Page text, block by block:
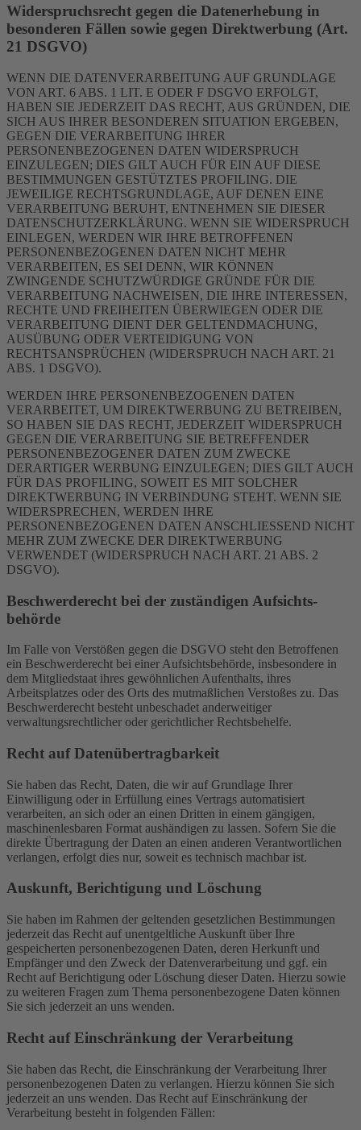
Widerspruchsrecht gegen die Datenerhebung in
besonderen Fällen sowie gegen Direktwerbung (Art.
21 DSGVO)
WENN DIE DATENVERARBEITUNG AUF GRUNDLAGE
VON ART. 6 ABS. 1 LIT. E ODER F DSGVO ERFOLGT,
HABEN SIE JEDERZEIT DAS RECHT, AUS GRÜNDEN, DIE
SICH AUS IHRER BESONDEREN SITUATION ERGEBEN,
GEGEN DIE VERARBEITUNG IHRER
PERSONENBEZOGENEN DATEN WIDERSPRUCH
EINZULEGEN; DIES GILT AUCH FÜR EIN AUF DIESE
BESTIMMUNGEN GESTÜTZTES PROFILING. DIE
JEWEILIGE RECHTSGRUNDLAGE, AUF DENEN EINE
VERARBEITUNG BERUHT, ENTNEHMEN SIE DIESER
DATENSCHUTZERKLÄRUNG. WENN SIE WIDERSPRUCH
EINLEGEN, WERDEN WIR IHRE BETROFFENEN
PERSONENBEZOGENEN DATEN NICHT MEHR
VERARBEITEN, ES SEI DENN, WIR KÖNNEN
ZWINGENDE SCHUTZWÜRDIGE GRÜNDE FÜR DIE
VERARBEITUNG NACHWEISEN, DIE IHRE INTERESSEN,
RECHTE UND FREIHEITEN ÜBERWIEGEN ODER DIE
VERARBEITUNG DIENT DER GELTENDMACHUNG,
AUSÜBUNG ODER VERTEIDIGUNG VON
RECHTSANSPRÜCHEN (WIDERSPRUCH NACH ART. 21
ABS. 1 DSGVO).
WERDEN IHRE PERSONENBEZOGENEN DATEN
VERARBEITET, UM DIREKTWERBUNG ZU BETREIBEN,
SO HABEN SIE DAS RECHT, JEDERZEIT WIDERSPRUCH
GEGEN DIE VERARBEITUNG SIE BETREFFENDER
PERSONENBEZOGENER DATEN ZUM ZWECKE
DERARTIGER WERBUNG EINZULEGEN; DIES GILT AUCH
FÜR DAS PROFILING, SOWEIT ES MIT SOLCHER
DIREKTWERBUNG IN VERBINDUNG STEHT. WENN SIE
WIDERSPRECHEN, WERDEN IHRE
PERSONENBEZOGENEN DATEN ANSCHLIESSEND NICHT
MEHR ZUM ZWECKE DER DIREKTWERBUNG
VERWENDET (WIDERSPRUCH NACH ART. 21 ABS. 2
DSGVO).
Beschwerde­recht bei der zuständigen Aufsichts­
behörde
Im Falle von Verstößen gegen die DSGVO steht den Betroffenen
ein Beschwerderecht bei einer Aufsichtsbehörde, insbesondere in
dem Mitgliedstaat ihres gewöhnlichen Aufenthalts, ihres
Arbeitsplatzes oder des Orts des mutmaßlichen Verstoßes zu. Das
Beschwerderecht besteht unbeschadet anderweitiger
verwaltungsrechtlicher oder gerichtlicher Rechtsbehelfe.
Recht auf Daten­übertrag­barkeit
Sie haben das Recht, Daten, die wir auf Grundlage Ihrer
Einwilligung oder in Erfüllung eines Vertrags automatisiert
verarbeiten, an sich oder an einen Dritten in einem gängigen,
maschinenlesbaren Format aushändigen zu lassen. Sofern Sie die
direkte Übertragung der Daten an einen anderen Verantwortlichen
verlangen, erfolgt dies nur, soweit es technisch machbar ist.
Auskunft, Berichtigung und Löschung
Sie haben im Rahmen der geltenden gesetzlichen Bestimmungen
jederzeit das Recht auf unentgeltliche Auskunft über Ihre
gespeicherten personenbezogenen Daten, deren Herkunft und
Empfänger und den Zweck der Datenverarbeitung und ggf. ein
Recht auf Berichtigung oder Löschung dieser Daten. Hierzu sowie
zu weiteren Fragen zum Thema personenbezogene Daten können
Sie sich jederzeit an uns wenden.
Recht auf Einschränkung der Verarbeitung
Sie haben das Recht, die Einschränkung der Verarbeitung Ihrer
personenbezogenen Daten zu verlangen. Hierzu können Sie sich
jederzeit an uns wenden. Das Recht auf Einschränkung der
Verarbeitung besteht in folgenden Fällen: